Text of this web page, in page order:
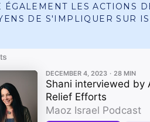
ÉGALEMENT LES ACTIONS
DE S'IMPLIQUER SUR